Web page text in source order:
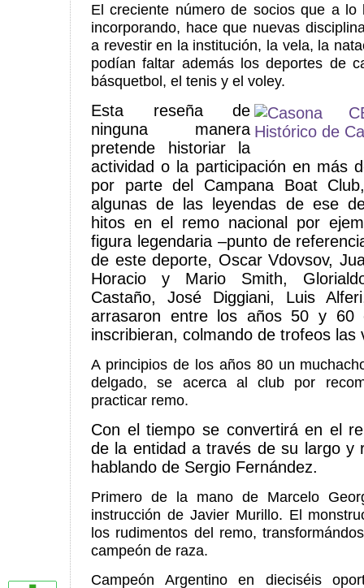
El creciente número de socios que a
incorporando, hace que nuevas
a revestir en la institución, la vela, la
podían faltar además los deportes de
básquetbol, el tenis y el voley.
Esta reseña de
ninguna manera
pretende historiar la
actividad o la participación en más
por parte del Campana Boat
algunas de las leyendas de ese
hitos en el remo nacional por
figura legendaria –punto de
de este deporte, Oscar Vdovsov,
Horacio y Mario Smith,
Castaño, José Diggiani, Luis
arrasaron entre los años 50 y 60
inscribieran, colmando de trofeos las
A principios de los años 80 un
delgado, se acerca al club por
practicar remo.
Con el tiempo se convertirá en el
de la entidad a través de su largo y
hablando de Sergio Fernández.
Primero de la mano de Marcelo
instrucción de Javier Murillo. El
los rudimentos del remo,
campeón de raza.
Campeón Argentino en dieciséis